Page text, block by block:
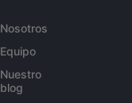
Nosotros
Equipo
Nuestro
blog